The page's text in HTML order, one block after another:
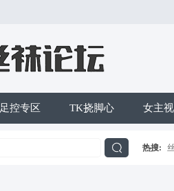
足控专区 TK挠脚心 女主
热搜: